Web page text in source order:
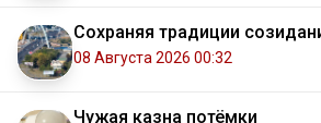
Сохраняя традиции
08 Августа 2026 00:32
Чужая казна потёмки